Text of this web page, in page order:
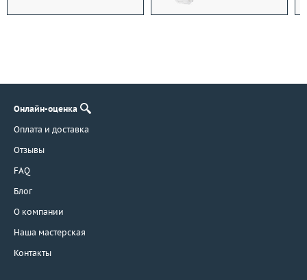
Онлайн-оценка
Оплата и доставка
Отзывы
FAQ
Блог
О компании
Наша мастерская
Контакты